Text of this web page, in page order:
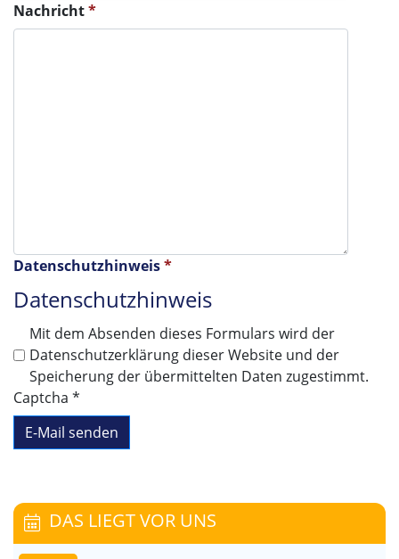
Nachricht*
Datenschutzhinweis*
Datenschutzhinweis
Mit dem Absenden dieses Formulars wird der
Datenschutzerklärung dieser Website und der
Speicherung der übermittelten Daten zugestimmt.
Captcha *
E-Mail senden
DAS LIEGT VOR UNS